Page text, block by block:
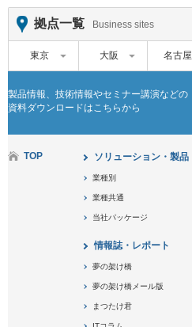
拠点一覧 Business sites
東京 大阪 名古屋
製品情報、技術情報やセミナー講演などの
資料ダウンロードはこちらから
TOP ソリューション・製品
業種別
業種共通
当社パッケージ
情報誌・レポート
夢の架け橋
夢の架け橋メール版
まつたけ君